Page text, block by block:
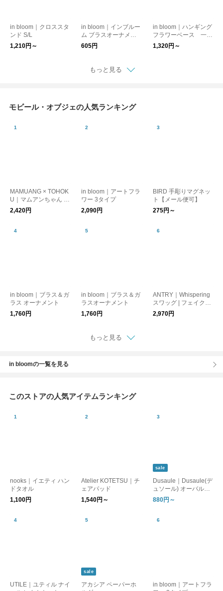
in bloom｜クロススタ
ンド S/L
1,210円～
in bloom｜インブルー
ム ブラスオーナメン
ト3個セット
605円
in bloom｜ハンギング
フラワーベース 一輪
挿し
1,320円～
もっと見る
モビール・オブジェの人気ランキング
MAMUANG × TOHOK
U｜マムアンちゃん 飾
りコマ
2,420円
in bloom｜アートフラ
ワー 3タイプ
2,090円
BIRD 手彫りマグネッ
ト【メール便可】
275円～
in bloom｜ブラス＆ガ
ラス オーナメント
1,760円
in bloom｜ブラス＆ガ
ラスオーナメント
1,760円
ANTRY｜Whispering
スワッグ | フェイクグ
リーンスワッグ
2,970円
もっと見る
in bloomの一覧を見る
このストアの人気アイテムランキング
nooks｜イエティ ハン
ドタオル
1,100円
Atelier KOTETSU｜チ
ェアパッド
1,540円～
sale
Dusaule｜Dusaule(デ
ュソール) オーバルバ
ッグ/レクトバッグ
880円～
UTILE｜ユティル ナイ
sale
アカシア ペーパーホ
in bloom｜アートフラ